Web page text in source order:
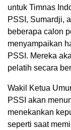
untuk Timnas
PSSI, Sumardji,
beberapa calon
menyampaikan
PSSI. Mereka
pelatih secara
Wakil Ketua
PSSI akan
menekankan
seperti saat